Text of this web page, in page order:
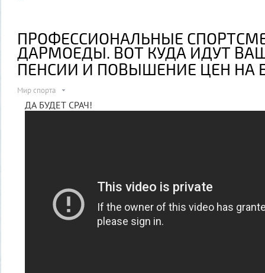
ПРОФЕССИОНАЛЬНЫЕ
ДАРМОЕДЫ. ВОТ КУДА ИДУТ
ПЕНСИИ И ПОВЫШЕНИЕ ЦЕН НА
Мир спорта
ДА БУДЕТ СРАЧ!